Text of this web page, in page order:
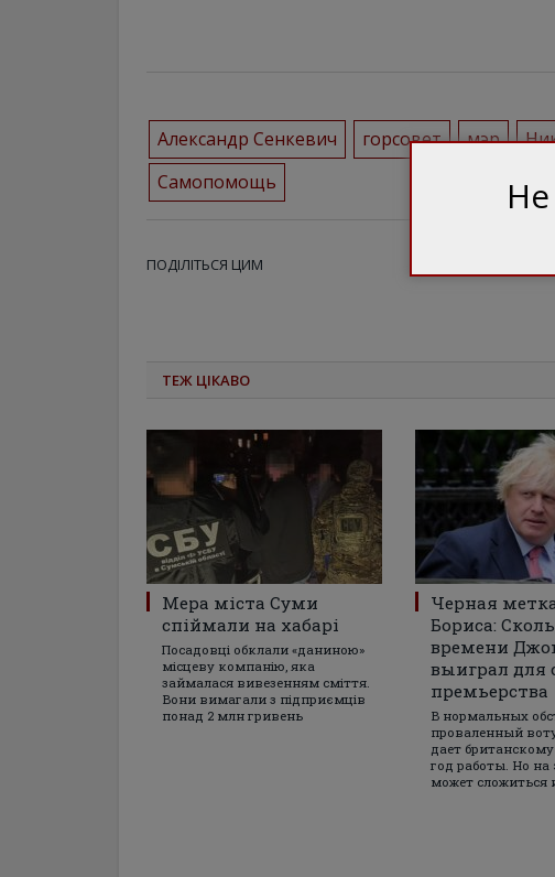
Александр Сенкевич горсовет мэр
Самопомощь
ПОДІЛІТЬСЯ ЦИМ
ТЕЖ ЦІКАВО
Мера міста Суми
спіймали на хабарі
Посадовці обклали «даниною»
місцеву компанію, яка
займалася вивезенням сміття.
Вони вимагали з підприємців
понад 2 млн гривень
Черная
Бориса:
времени
выиграл для
премьерства
В нормальных
проваленный
дает
год работы. Но на
может сложиться